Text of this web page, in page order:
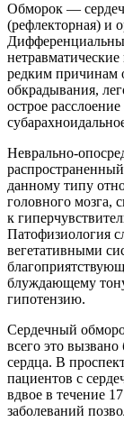
Обморок —
(рефлекторная) и
редким причинам
обкрадывания,
острое
Неврально-
данному типу
головного
к
Патофизиология
вегетативными
блуждающему
гипотензию.
Сердечный
всего это
сердца. В
пациентов с
вдвое в течение
заболеваний